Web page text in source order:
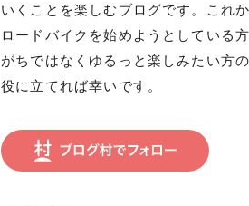
いくことを楽しむブログです。これ
ロードバイクを始めようとしている方
がちではなくゆるっと楽しみたい方
役に立てれば幸いです。